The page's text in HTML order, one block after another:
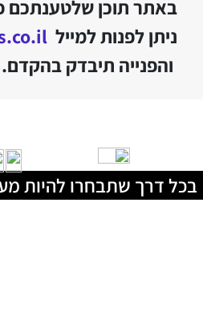
באתר תוכן שלטענתכם
ניתן לפנות למייל
והפנייה תיבדק בהקדם.
בכל דרך שתבחרו להיות